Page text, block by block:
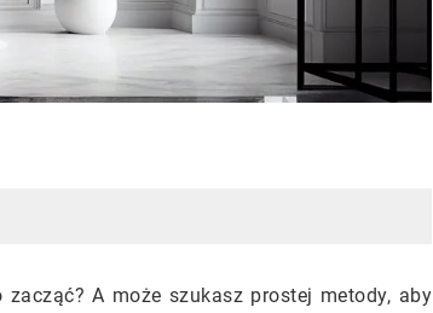
A może szukasz prostej metody, aby